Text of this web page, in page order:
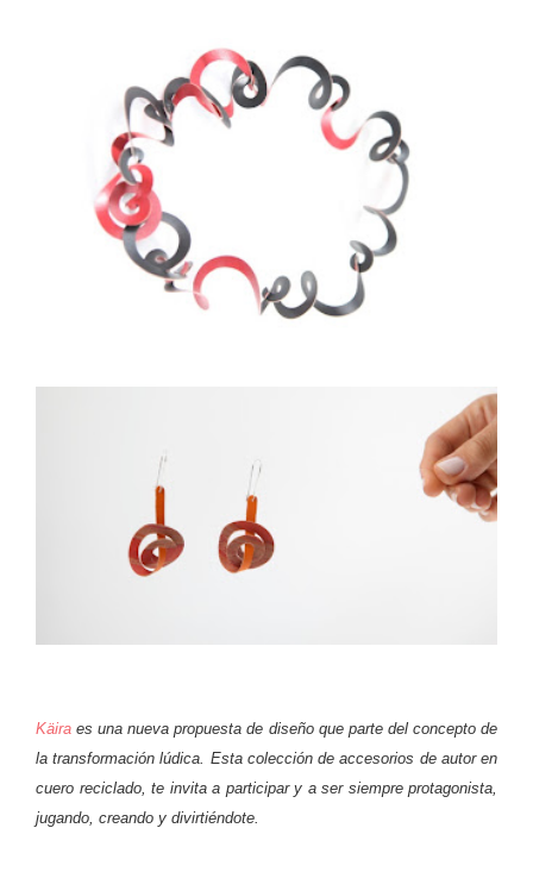
Käira es una nueva propuesta de diseño que parte del concepto de
la transformación lúdica. Esta colección de accesorios de autor en
cuero reciclado, te invita a participar y a ser siempre protagonista,
jugando, creando y divirtiéndote.